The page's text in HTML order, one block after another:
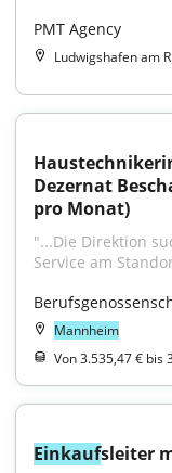
PMT Agency
Ludwigshafen am
Dezernat
pro Monat)
"...Die Direktion
Service am
Mannheim
Von 3.535,47 € bis
Einkaufsleiter